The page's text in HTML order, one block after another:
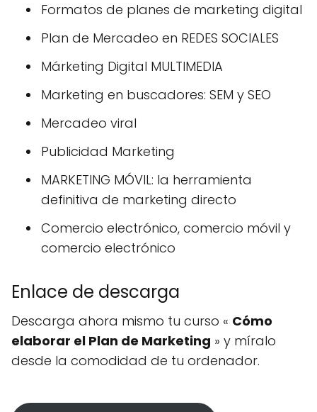
Formatos de planes de marketing digital
Plan de Mercadeo en REDES SOCIALES
Márketing Digital MULTIMEDIA
Marketing en buscadores: SEM y SEO
Mercadeo viral
Publicidad Marketing
MARKETING MÓVIL: la herramienta
definitiva de marketing directo
Comercio electrónico, comercio móvil y
comercio electrónico
Enlace de descarga
Descarga ahora mismo tu curso « Cómo
elaborar el Plan de Marketing » y míralo
desde la comodidad de tu ordenador.